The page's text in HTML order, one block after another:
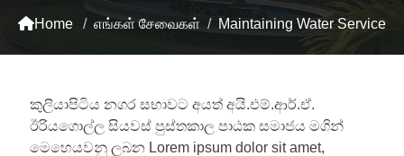
Home / எங்கள் சேவைகள் / Maintaining Water Service
කුලියාපිටිය නගර සභාවට අයත් අයි.එම්.ආර්.ඒ.
ඊරියගොල්ල සියවස් පුස්තකාල පාඨක සමාජය මගින්
මෙහෙයවනු ලබන Lorem ipsum dolor sit amet,